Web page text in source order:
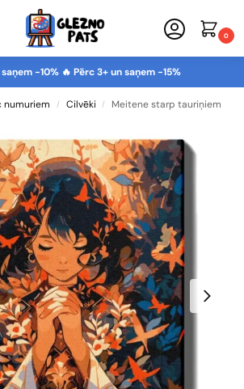
0
saņem -10% 🔥 Pērc 3+ un saņem -15%
numuriem / Cilvēki / Meitene starp tauriņiem